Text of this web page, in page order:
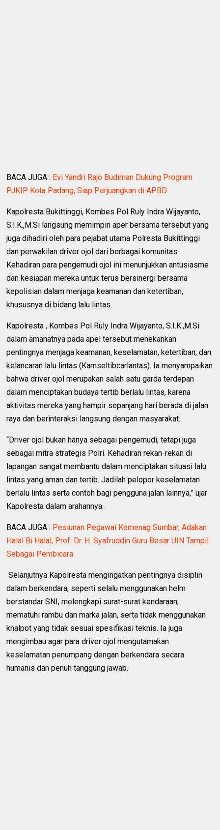
BACA JUGA : Evi Yandri Rajo Budiman Dukung Program
PJKIP Kota Padang, Siap Perjuangkan di APBD
Kapolresta Bukittinggi, Kombes Pol Ruly Indra Wijayanto,
S.I.K.,M.Si langsung memimpin aper bersama tersebut yang
juga dihadiri oleh para pejabat utama Polresta Bukittinggi
dan perwakilan driver ojol dari berbagai komunitas.
Kehadiran para pengemudi ojol ini menunjukkan antusiasme
dan kesiapan mereka untuk terus bersinergi bersama
kepolisian dalam menjaga keamanan dan ketertiban,
khususnya di bidang lalu lintas.
Kapolresta , Kombes Pol Ruly Indra Wijayanto, S.I.K.,M.Si
dalam amanatnya pada apel tersebut menekankan
pentingnya menjaga keamanan, keselamatan, ketertiban, dan
kelancaran lalu lintas (Kamseltibcarlantas). Ia menyampaikan
bahwa driver ojol merupakan salah satu garda terdepan
dalam menciptakan budaya tertib berlalu lintas, karena
aktivitas mereka yang hampir sepanjang hari berada di jalan
raya dan berinteraksi langsung dengan masyarakat.
“Driver ojol bukan hanya sebagai pengemudi, tetapi juga
sebagai mitra strategis Polri. Kehadiran rekan-rekan di
lapangan sangat membantu dalam menciptakan situasi lalu
lintas yang aman dan tertib. Jadilah pelopor keselamatan
berlalu lintas serta contoh bagi pengguna jalan lainnya,” ujar
Kapolresta dalam arahannya.
BACA JUGA : Pesiunan Pegawai Kemenag Sumbar, Adakan
Halal Bi Halal, Prof. Dr. H. Syafruddin Guru Besar UIN Tampil
Sebagai Pembicara
Selanjutnya Kapolresta mengingatkan pentingnya disiplin
dalam berkendara, seperti selalu menggunakan helm
berstandar SNI, melengkapi surat-surat kendaraan,
mematuhi rambu dan marka jalan, serta tidak menggunakan
knalpot yang tidak sesuai spesifikasi teknis. Ia juga
mengimbau agar para driver ojol mengutamakan
keselamatan penumpang dengan berkendara secara
humanis dan penuh tanggung jawab.